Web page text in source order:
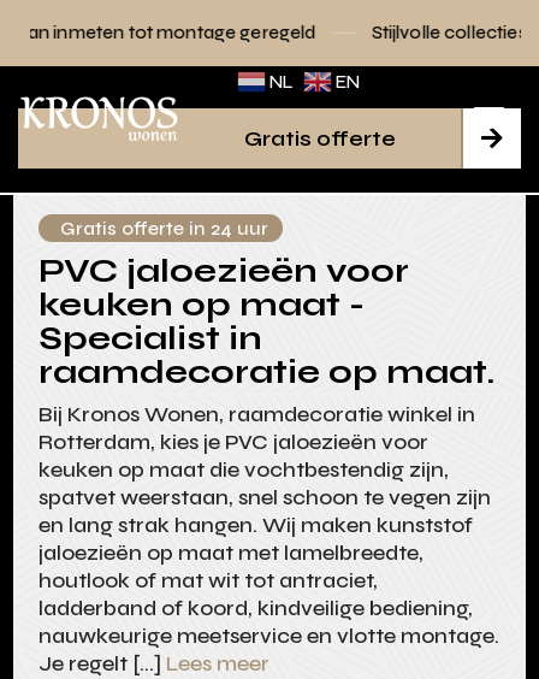
montage geregeld Stijlvolle collecties voor elk interieur
NL EN

Gratis offerte
Gratis offerte in 24 uur
PVC jaloezieën voor
keuken op maat -
Specialist in
raamdecoratie op maat.
Bij Kronos Wonen, raamdecoratie winkel in
Rotterdam, kies je PVC jaloezieën voor
keuken op maat die vochtbestendig zijn,
spatvet weerstaan, snel schoon te vegen zijn
en lang strak hangen. Wij maken kunststof
jaloezieën op maat met lamelbreedte,
houtlook of mat wit tot antraciet,
ladderband of koord, kindveilige bediening,
nauwkeurige meetservice en vlotte montage.
Je regelt […] Lees meer